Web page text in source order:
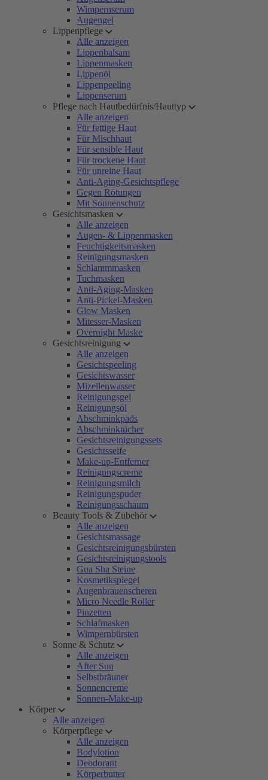
Wimpernserum
Augengel
Lippenpflege
Alle anzeigen
Lippenbalsam
Lippenmasken
Lippenöl
Lippenpeeling
Lippenserum
Pflege nach Hautbedürfnis/Hauttyp
Alle anzeigen
Für fettige Haut
Für Mischhaut
Für sensible Haut
Für trockene Haut
Für unreine Haut
Anti-Aging-Gesichtspflege
Gegen Rötungen
Mit Sonnenschutz
Gesichtsmasken
Alle anzeigen
Augen- & Lippenmasken
Feuchtigkeitsmasken
Reinigungsmasken
Schlammmasken
Tuchmasken
Anti-Aging-Masken
Anti-Pickel-Masken
Glow Masken
Mitesser-Masken
Overnight Maske
Gesichtsreinigung
Alle anzeigen
Gesichtspeeling
Gesichtswasser
Mizellenwasser
Reinigungsgel
Reinigungsöl
Abschminkpads
Abschminktücher
Gesichtsreinigungssets
Gesichtsseife
Make-up-Entferner
Reinigungscreme
Reinigungsmilch
Reinigungspuder
Reinigungsschaum
Beauty Tools & Zubehör
Alle anzeigen
Gesichtsmassage
Gesichtsreinigungsbürsten
Gesichtsreinigungstools
Gua Sha Steine
Kosmetikspiegel
Augenbrauenscheren
Micro Needle Roller
Pinzetten
Schlafmasken
Wimpernbürsten
Sonne & Schutz
Alle anzeigen
After Sun
Selbstbräuner
Sonnencreme
Sonnen-Make-up
Körper
Alle anzeigen
Körperpflege
Alle anzeigen
Bodylotion
Deodorant
Körperbutter